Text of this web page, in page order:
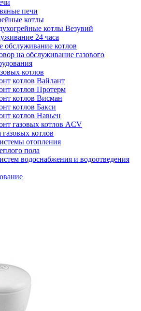
печи
котлы
котлы Везувий
24 часа
обслуживание котлов
на обслуживание газового
котлов
котлов Вайлант
котлов Протерм
котлов Висман
котлов Бакси
котлов Навьен
газовых котлов ACV
газовых котлов
отопления
пола
водоснабжения и водоотведения